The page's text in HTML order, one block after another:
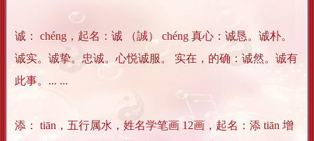
诚： chéng，起名：诚 （誠） chéng 真心：诚恳。诚朴。
诚实。诚挚。忠诚。心悦诚服。 实在，的确：诚然。诚有
此事。... ...
添： tiān，五行属水，姓名学笔画 12画，起名：添 tiān 增